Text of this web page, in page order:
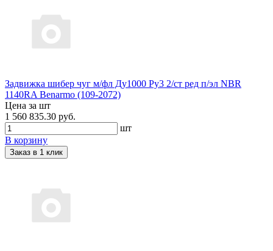
Задвижка шибер чуг м/фл Ду1000 Ру3 2/ст ред п/эл NBR
1140RA Benarmo (109-2072)
Цена за шт
1 560 835.30 руб.
шт
В корзину
Заказ в 1 клик